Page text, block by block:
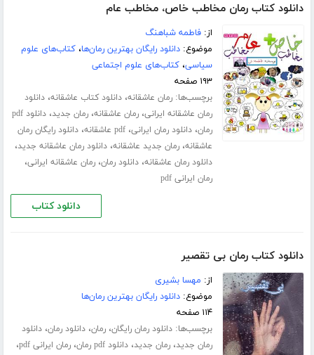
دانلود کتاب رمان مخاطب خاص، مخاطب عام
از:فاطمه شباهنگ
موضوع:دانلود رایگان بهترین رمان‌ها،کتاب‌های علوم
سیاسی،کتاب‌های علوم اجتماعی
۱۹۳ صفحه
برچسب‌ها:رمان عاشقانه،دانلود کتاب عاشقانه،دانلود
رمان عاشقانه ایرانی،رمان عاشقانه،رمان جدید،
دانلود pdf
رمان،دانلود رمان ایرانی،pdf عاشقانه ،دانلود رایگان رمان
عاشقانه،رمان جدید عاشقانه،دانلود رمان عاشقانه جدید،
دانلود رمان عاشقانه،دانلود رمان،رمان عاشقانه ایرانی،
رمان ایرانی pdf
دانلود کتاب
دانلود کتاب رمان بی تقصیر
از: مهسا بشیری
موضوع:دانلود رایگان بهترین رمان‌ها
۱۱۴ صفحه
برچسب‌ها:دانلود رمان رایگان،رمان،دانلود رمان،دانلود
رمان جدید،رمان جدید،دانلود pdf رمان ،رمان ایرانی pdf ،